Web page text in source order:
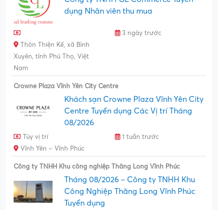
dụng Nhân viên thu mua
3 ngày trước
Thôn Thiện Kế, xã Bình
Xuyên, tỉnh Phú Thọ, Việt
Nam
Crowne Plaza Vĩnh Yên City Centre
Khách sạn Crowne Plaza Vĩnh Yên City
Centre Tuyển dụng Các Vị trí Tháng
08/2026
Tùy vị trí
1 tuần trước
Vĩnh Yên – Vĩnh Phúc
Công ty TNHH Khu công nghiệp Thăng Long Vĩnh Phúc
Tháng 08/2026 – Công ty TNHH Khu
Công Nghiệp Thăng Long Vĩnh Phúc
Tuyển dụng